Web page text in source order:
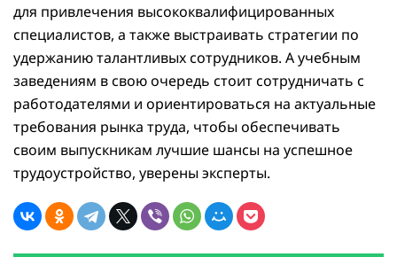
для привлечения высококвалифицированных
специалистов, а также выстраивать стратегии по
удержанию талантливых сотрудников. А учебным
заведениям в свою очередь стоит сотрудничать с
работодателями и ориентироваться на актуальные
требования рынка труда, чтобы обеспечивать
своим выпускникам лучшие шансы на успешное
трудоустройство, уверены эксперты.